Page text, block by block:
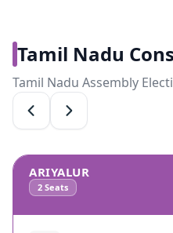
Tamil Nadu
Tamil Nadu Assembly
ARIYALUR
2 Seats